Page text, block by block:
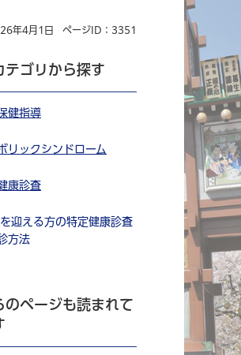
年4月1日 ページID：3351
テゴリから探す
健指導
リックシンドローム
康診査
迎える方の特定健康診査
方法
のページも読まれて